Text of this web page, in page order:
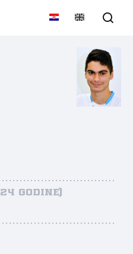
(24 godine)